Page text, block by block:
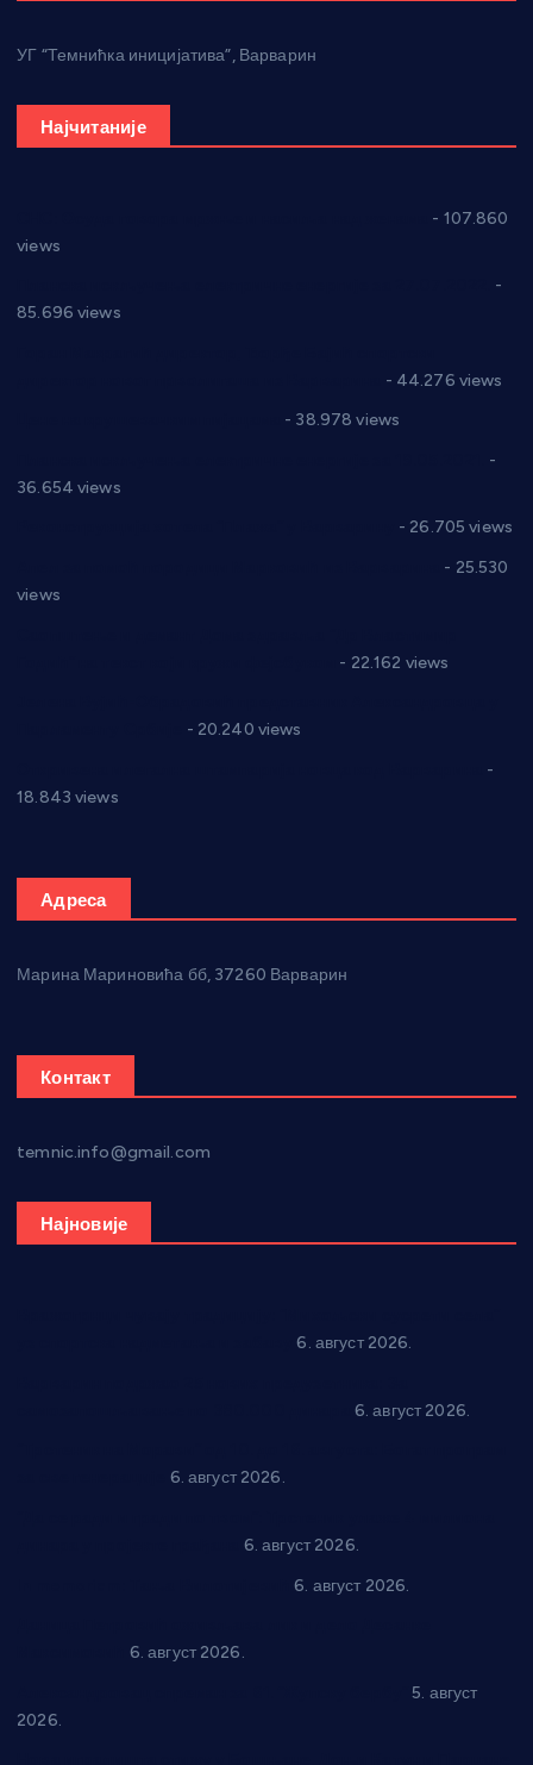
УГ “Темнићка иницијатива”, Варварин
Најчитаније
- 107.860
views
-
85.696 views
- 44.276 views
- 38.978 views
-
36.654 views
- 26.705 views
- 25.530
views
- 22.162 views
- 20.240 views
-
18.843 views
Адреса
Марина Мариновића бб, 37260 Варварин
Контакт
temnic.info@gmail.com
Најновије
6. август 2026.
6. август 2026.
6. август 2026.
6. август 2026.
6. август 2026.
6. август 2026.
5. август
2026.